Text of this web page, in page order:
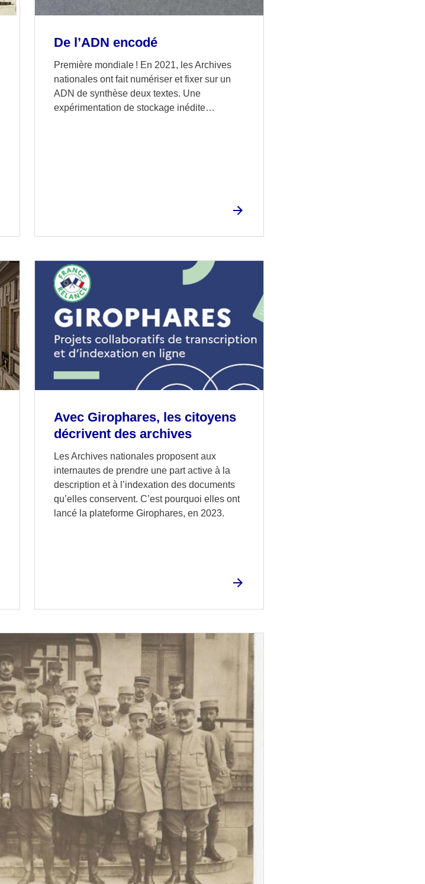
De l’ADN encodé
Première mondiale ! En 2021, les Archives
nationales ont fait numériser et fixer sur un
ADN de synthèse deux textes. Une
expérimentation de stockage inédite…
Avec Girophares, les citoyens
décrivent des archives
Les Archives nationales proposent aux
internautes de prendre une part active à la
description et à l’indexation des documents
qu’elles conservent. C’est pourquoi elles ont
lancé la plateforme Girophares, en 2023.